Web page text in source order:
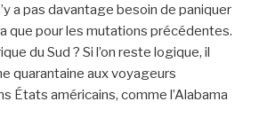
a pas davantage besoin de paniquer
que pour les mutations précédentes.
du Sud ? Si l’on reste logique, il
quarantaine aux voyageurs
États américains, comme l’Alabama